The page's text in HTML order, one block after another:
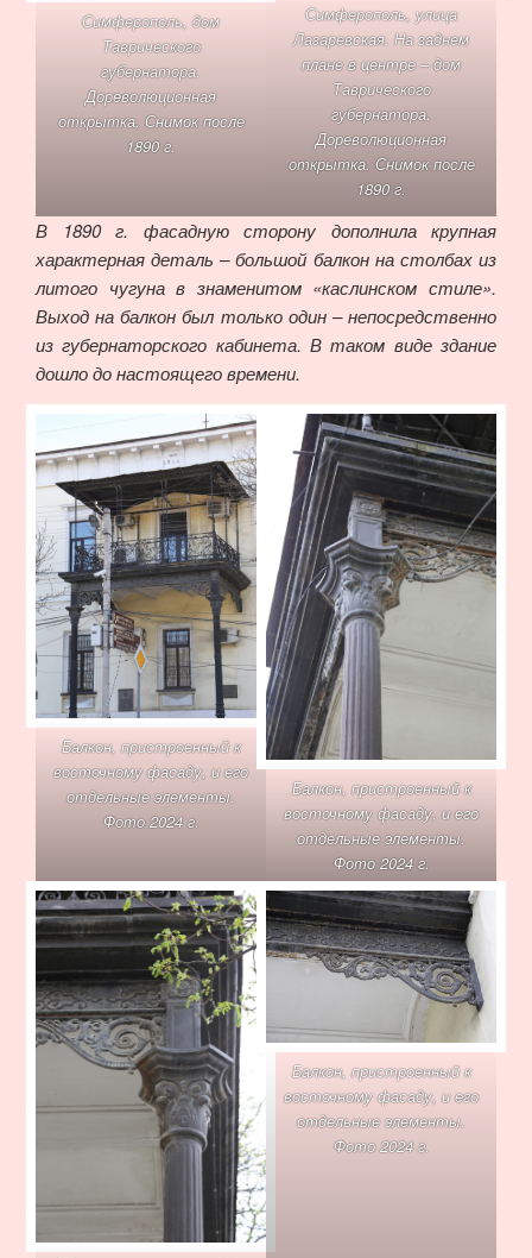
Симферополь, дом
Таврического
губернатора.
Дореволюционная
открытка. Снимок после
1890 г.
Симферополь, улица
Лазаревская. На заднем
плане в центре – дом
Таврического
губернатора.
Дореволюционная
открытка. Снимок после
1890 г.
В 1890 г. фасадную сторону дополнила крупная
характерная деталь – большой балкон на столбах из
литого чугуна в знаменитом «каслинском стиле».
Выход на балкон был только один – непосредственно
из губернаторского кабинета. В таком виде здание
дошло до настоящего времени.
Балкон, пристроенный к
восточному фасаду, и его
отдельные элементы.
Фото 2024 г.
Балкон, пристроенный к
восточному фасаду, и его
отдельные элементы.
Фото 2024 г.
Балкон, пристроенный к
восточному фасаду, и его
отдельные элементы.
Фото 2024 г.